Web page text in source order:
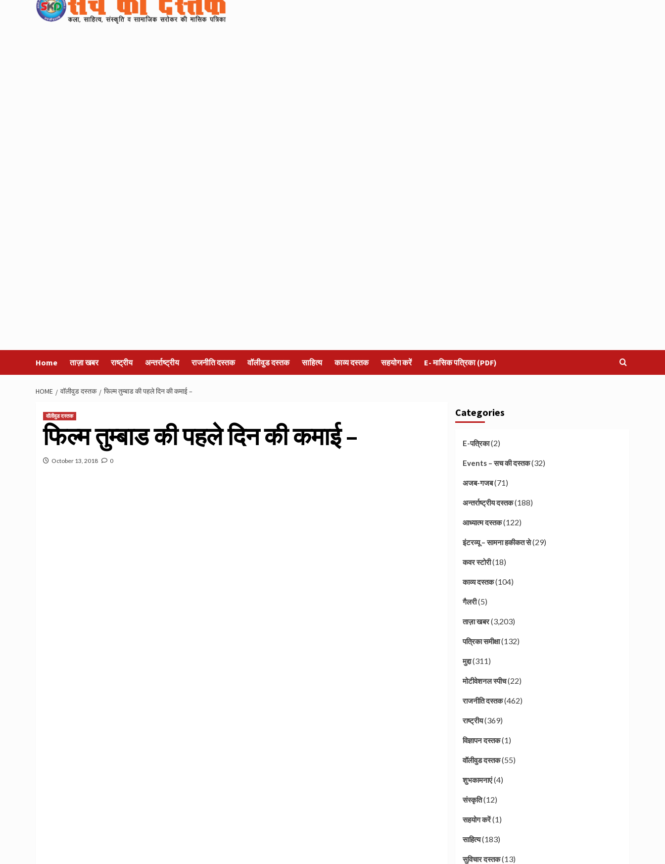
Home ताज़ा खबर राष्ट्रीय अन्तर्राष्ट्रीय राजनीति दस्तक वॉलीवुड दस्तक साहित्य काव्य दस्तक सहयोग करें E- मासिक पत्रिका (PDF)
HOME वॉलीवुड दस्तक फिल्म तुम्बाड की पहले दिन की कमाई –
वॉलीवुड दस्तक
फिल्म तुम्बाड की पहले दिन की कमाई –
October 13, 2018 0
Categories
E-पत्रिका(2)
Events – सच की दस्तक(32)
अजब-गजब(71)
अन्तर्राष्ट्रीय दस्तक(188)
आध्यात्म दस्तक(122)
इंटरव्यू – सामना हकीकत से(29)
कवर स्टोरी(18)
काव्य दस्तक(104)
गैलरी(5)
ताज़ा खबर(3,203)
पत्रिका समीक्षा(132)
मुद्दा(311)
मोटीवेशनल स्पीच(22)
राजनीति दस्तक(462)
राष्ट्रीय(369)
विज्ञापन दस्तक(1)
वॉलीवुड दस्तक(55)
शुभकामनाएं(4)
संस्कृति(12)
सहयोग करें(1)
साहित्य(183)
सुविचार दस्तक(13)